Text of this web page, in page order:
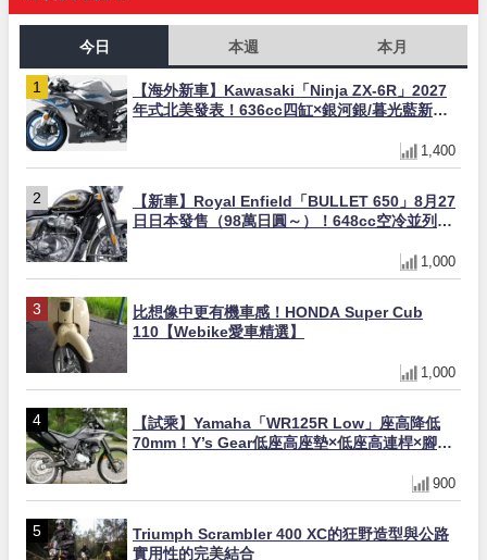
今日 本週 本月
【海外新車】Kawasaki「Ninja ZX-6R」2027
年式北美發表！636cc四缸×銀河銀/暮光藍新色
1,400
【新車】Royal Enfield「BULLET 650」8月27
日日本發售（98萬日圓～）！648cc空冷並列雙
1,000
比想像中更有機車感！HONDA Super Cub
110【Webike愛車精選】
1,000
【試乘】Yamaha「WR125R Low」座高降低
70mm！Y’s Gear低座高座墊×低座高連桿×腳踏
900
Triumph Scrambler 400 XC的狂野造型與公路
實用性的完美結合